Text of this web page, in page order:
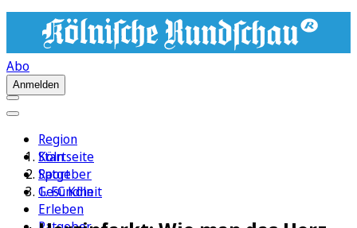
Abo
Anmelden
Region
Köln
Sport
1. FC Köln
Erleben
Startseite
Ratgeber
Gesundheit